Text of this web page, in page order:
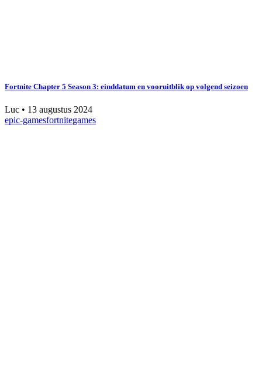
Fortnite Chapter 5 Season 3: einddatum en vooruitblik op volgend seizoen
Luc • 13 augustus 2024
epic-gamesfortnitegames